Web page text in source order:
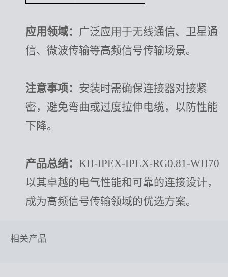
应用领域： 广泛应用于无线通信、卫星通
信、微波传输等高频信号传输场景。
注意事项： 安装时需确保连接器对接紧
密，避免弯曲或过度拉伸电缆，以防性能
下降。
产品总结： KH-IPEX-IPEX-RG0.81-WH70
以其卓越的电气性能和可靠的连接设计，
成为高频信号传输领域的优选方案。
相关产品